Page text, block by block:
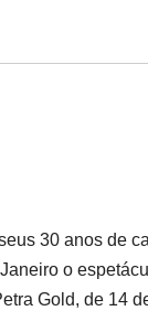
30 anos de
o
Gold, de 14